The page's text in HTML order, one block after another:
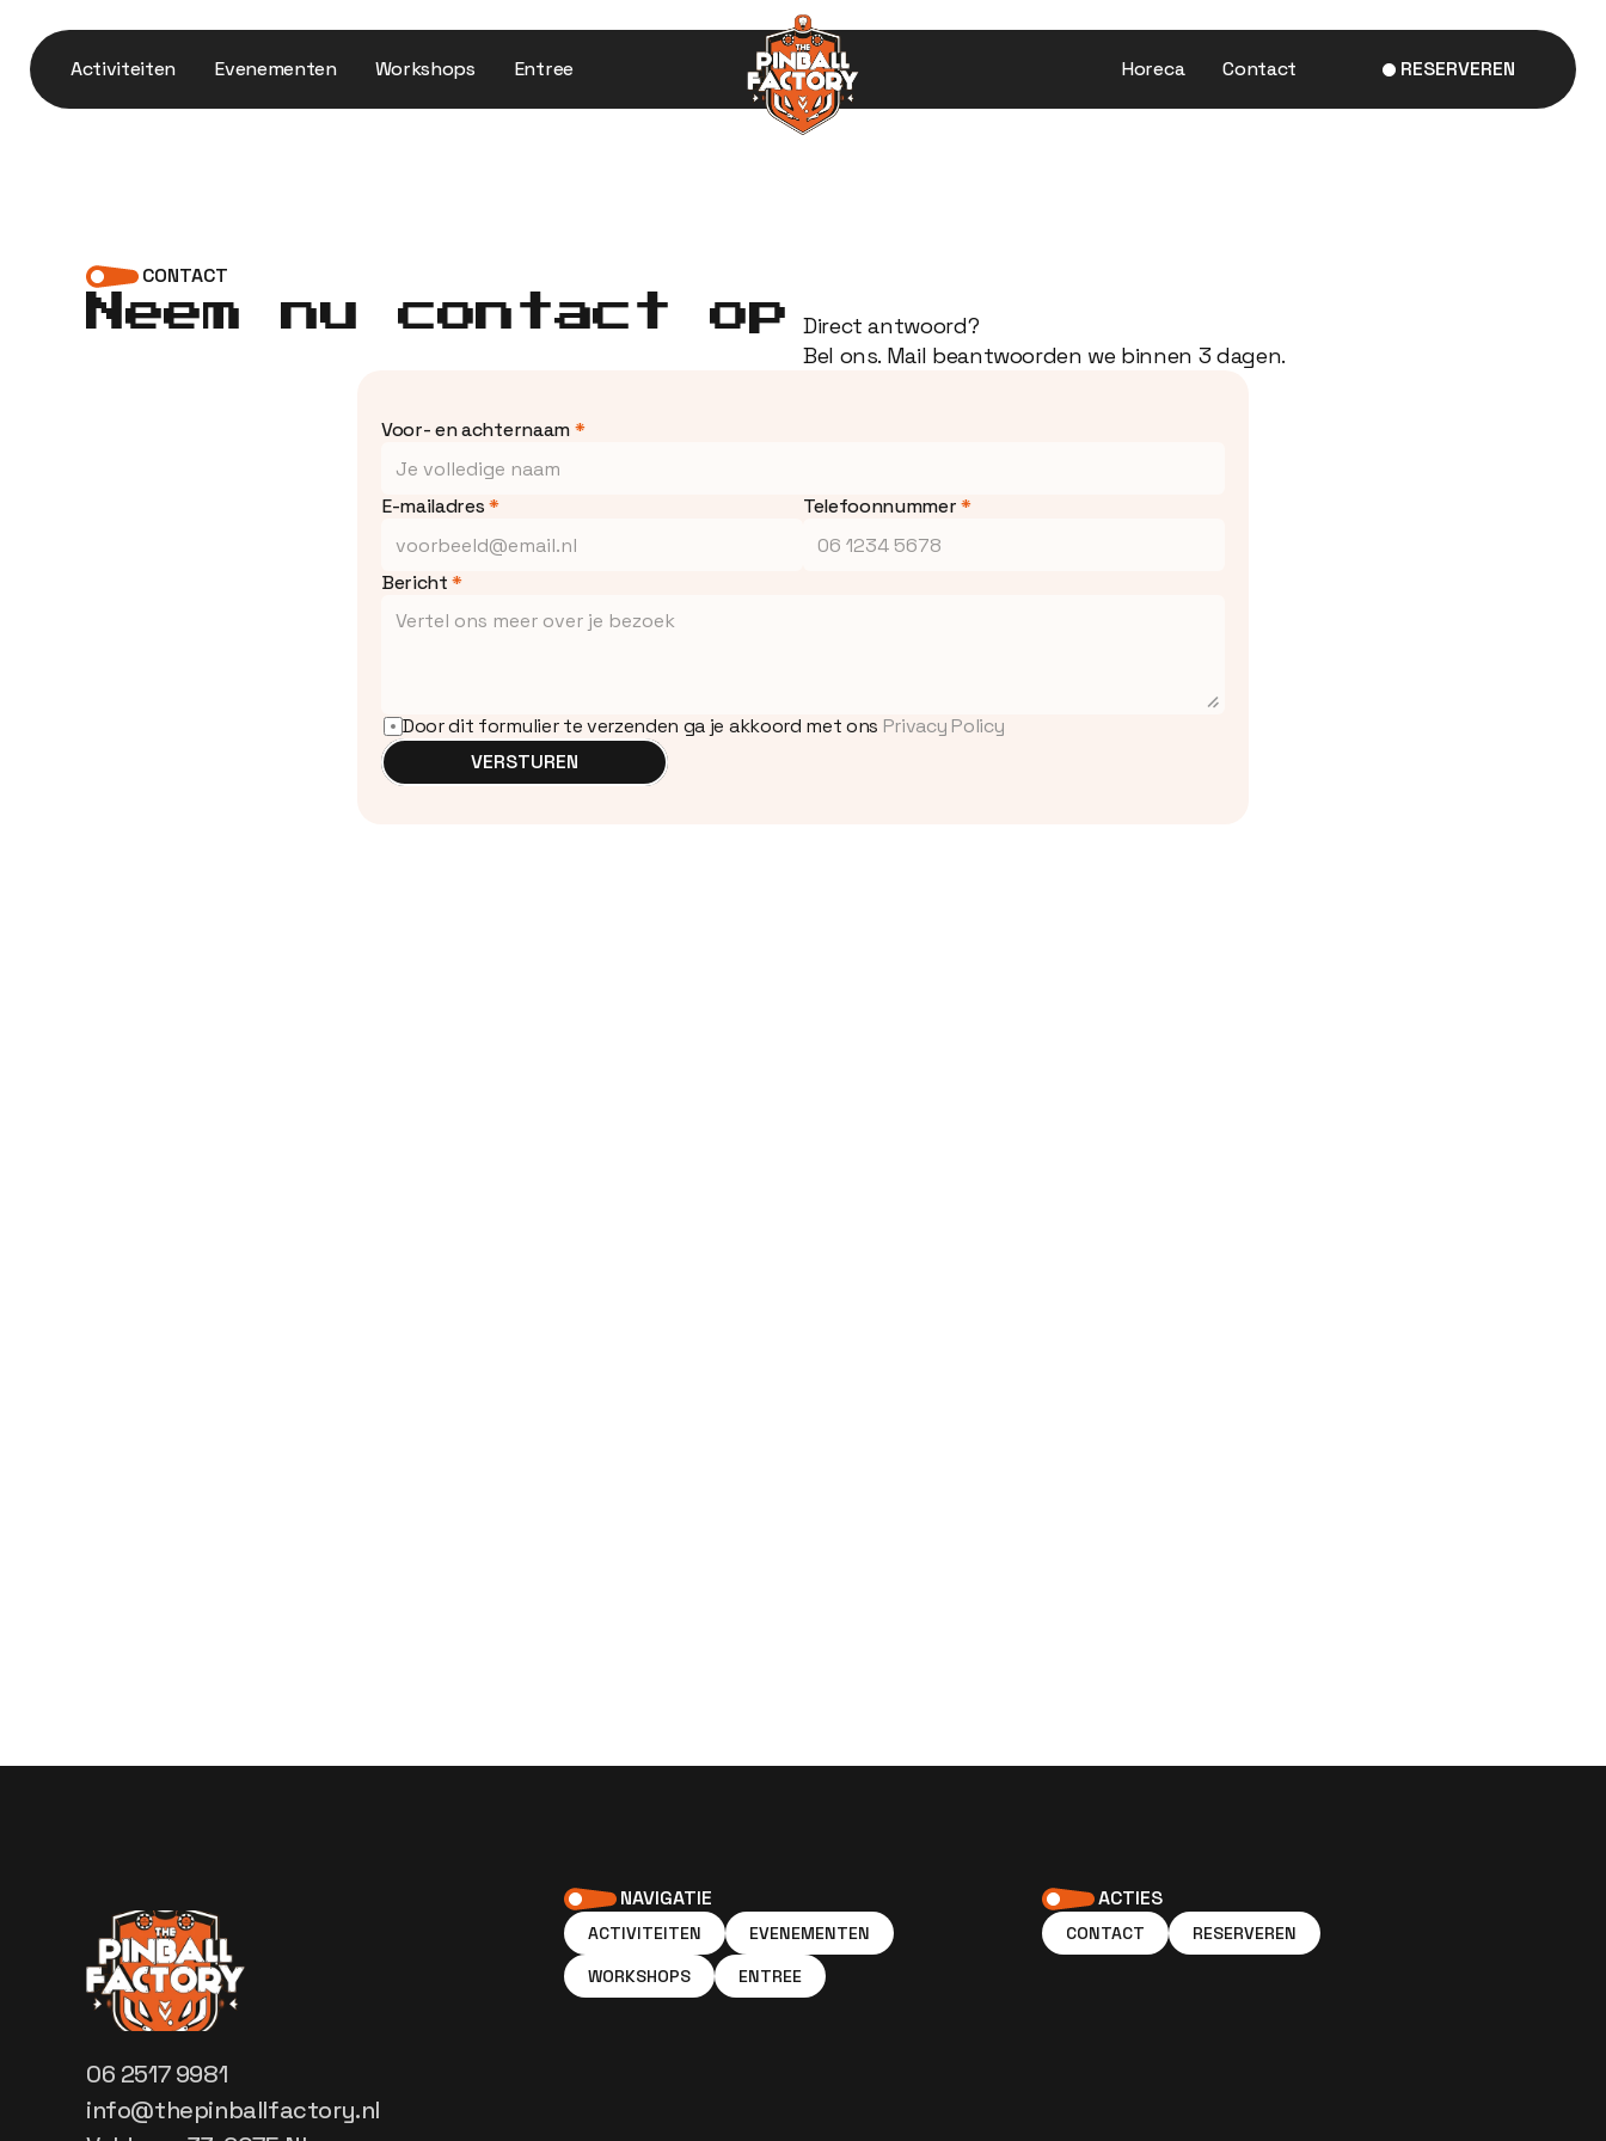
Activiteiten Evenementen Workshops Entree Horeca Contact RESERVEREN
CONTACT
Neem nu contact op
Direct antwoord?
Bel ons. Mail beantwoorden we binnen 3 dagen.
Voor- en achternaam *
E-mailadres * Telefoonnummer *
Bericht *
Door dit formulier te verzenden ga je akkoord met ons Privacy Policy
VERSTUREN
06 2517 9981
info@thepinballfactory.nl
NAVIGATIE
ACTIVITEITEN
EVENEMENTEN
WORKSHOPS
ENTREE
ACTIES
CONTACT RESERVEREN